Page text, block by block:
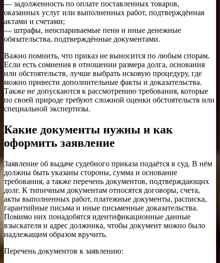
— задолженность по оплате поставленных товаров,
оказанных услуг или выполненных работ, подтверждённая
актами и счетами;
— штрафы, неоспариваемые пени и иные денежные
обязательства, подтверждённые документами.
Важно помнить, что приказ не выносится по любым спорам.
Если есть сомнения в отношении размера долга, основания
или обстоятельств, лучше выбрать исковую процедуру, где
можно привести дополнительные факты и доказательства.
Также не допускаются к рассмотрению требования, которые
по своей природе требуют сложной оценки обстоятельств или
специальной экспертизы.
Какие документы нужны и как
оформить заявление
Заявление об выдаче судебного приказа подаётся в суд. В нём
должны быть указаны стороны, сумма и основание
требования, а также перечень документов, подтверждающих
долг. К типичным документам относятся договоры, счета,
акты выполненных работ, платежные документы, расписка,
гарантийные письма и иные письменные доказательства.
Помимо них понадобятся идентификационные данные
взыскателя и адрес должника, чтобы документ можно было
надлежащим образом вручить.
Перечень документов к заявлению: